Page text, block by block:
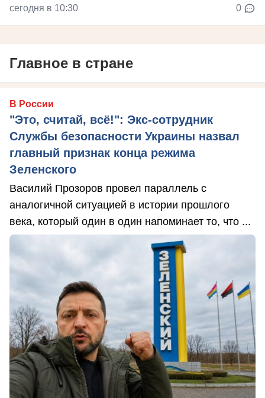
сегодня в 10:30 0
Главное в стране
В России
"Это, считай, всё!": Экс-сотрудник
Службы безопасности Украины назвал
главный признак конца режима
Зеленского
Василий Прозоров провел параллель с
аналогичной ситуацией в истории прошлого
века, который один в один напоминает то, что ...